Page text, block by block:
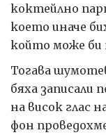
коктейлно
което иначе
който може би
Тогава
бяха записали
на висок глас
фон